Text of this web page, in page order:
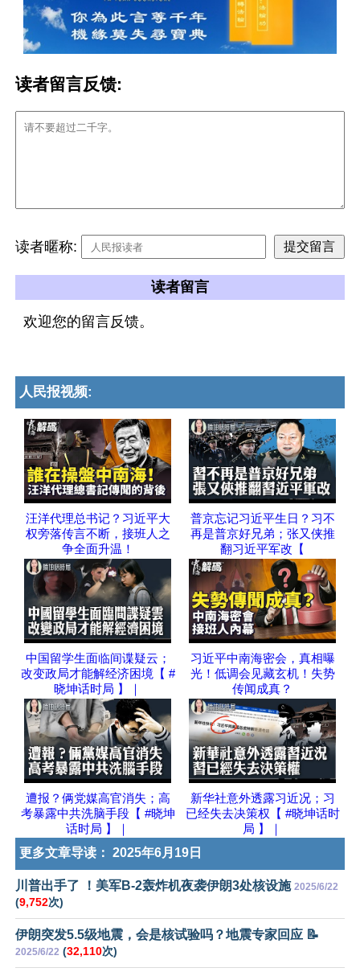
读者留言反馈:
读者暱称:
读者留言
欢迎您的留言反馈。
人民报视频:
汪洋代理总书记？习近平大
权旁落传言不断，接班人之
争全面升温！
普京忘记习近平生日？习不
再是普京好兄弟；张又侠推
翻习近平军改【
中国留学生面临间谍疑云；
改变政局才能解经济困境【 #
晓坤话时局 】｜
习近平中南海密会，真相曝
光！低调会见藏玄机！失势
传闻成真？
遭报？俩党媒高官消失；高
考暴露中共洗脑手段【 #晓坤
话时局 】｜
新华社意外透露习近况；习
已经失去决策权【 #晓坤话时
局 】｜
更多文章导读： 2025年6月19日
川普出手了 ！美军B-2轰炸机夜袭伊朗3处核设施 2025/6/22
(9,752次)
伊朗突发5.5级地震，会是核试验吗？地震专家回应 📝
2025/6/22 (32,110次)